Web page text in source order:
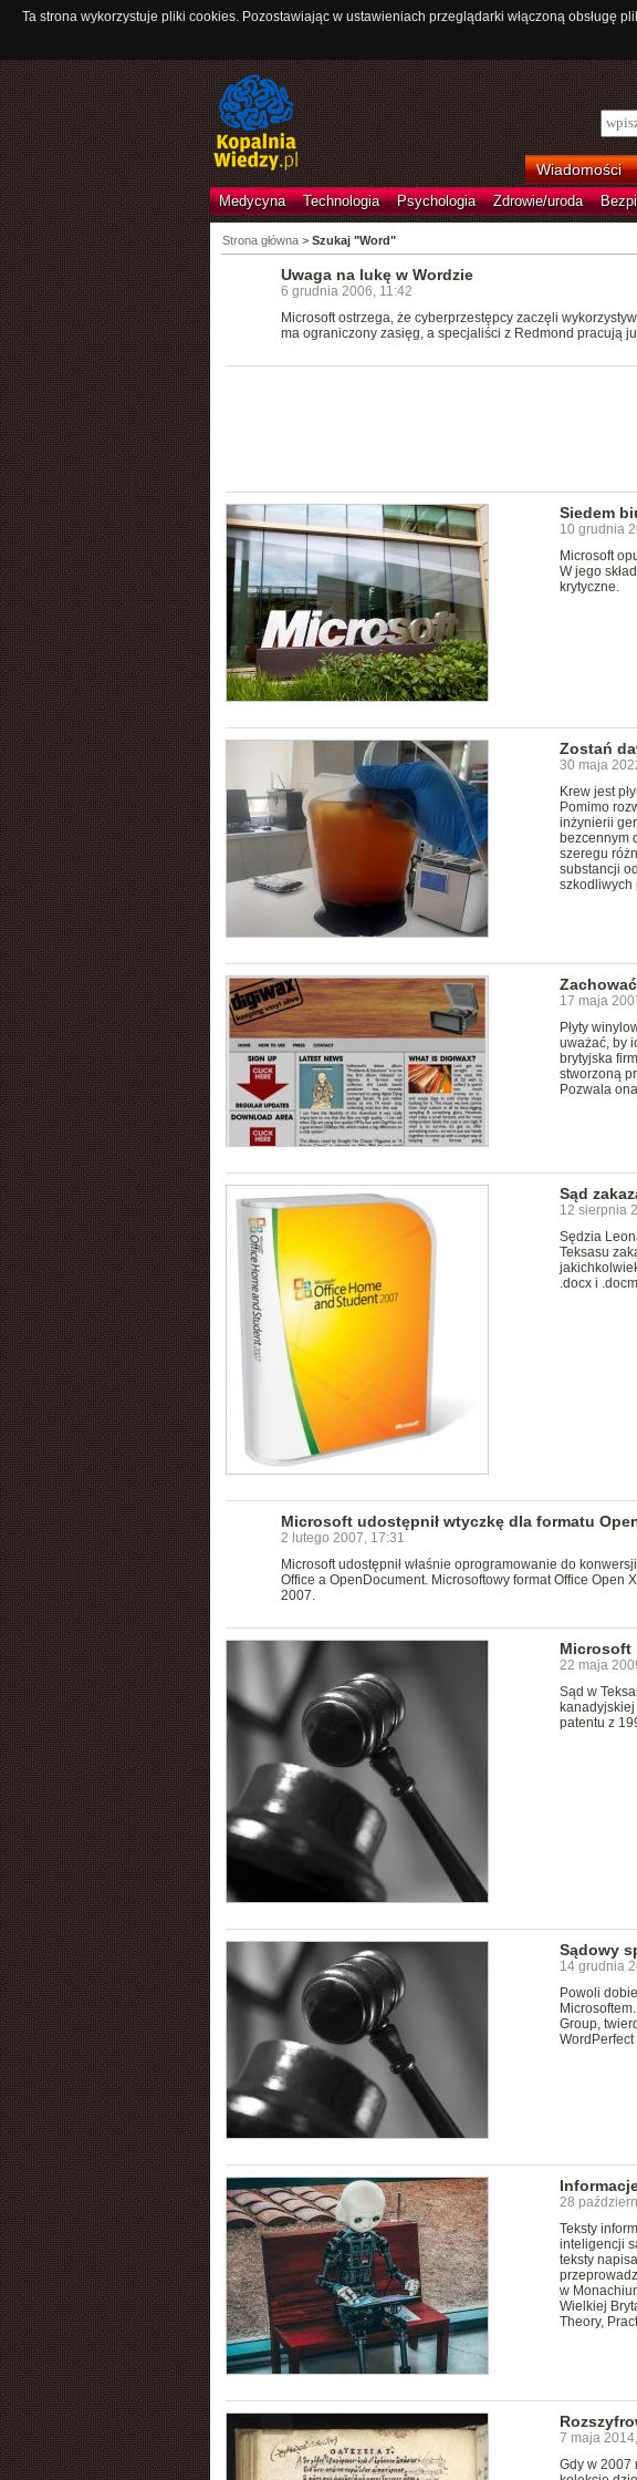
Ta strona wykorzystuje pliki cookies. Pozostawiając w ustawieniach przeglądarki włączoną
Wiadomości
Medycyna Technologia Psychologia Zdrowie/uroda
Strona główna> Szukaj "Word"
Uwaga na lukę w Wordzie
6 grudnia 2006, 11:42
Microsoft ostrzega, że cyberprzestępcy zaczęli
ma ograniczony zasięg, a specjaliści z Redmond pracują
Siedem
10 grudnia
Microsoft
W jego
krytyczne.
Zostań
30 maja
Krew jest
Pomimo
inżynierii
bezcennym
szeregu
substancji
szkodliwych
17 maja
Płyty
uważać, by
brytyjska
stworzoną
Pozwala
Sąd
12 sierpnia
Sędzia
Teksasu
.docx i
Microsoft udostępnił wtyczkę dla formatu
2 lutego 2007, 17:31
Microsoft udostępnił właśnie oprogramowanie do
Office a OpenDocument. Microsoftowy format Office Open
2007.
Microsoft
22 maja
Sąd w
patentu z
Sądowy
14 grudnia
Powoli
Group,
28
Teksty
inteligencji
teksty
w
Wielkiej
Theory,
7 maja
Gdy w 2007